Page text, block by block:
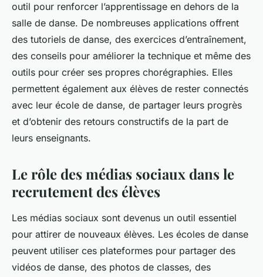
outil pour renforcer l’apprentissage en dehors de la
salle de danse. De nombreuses applications offrent
des tutoriels de danse, des exercices d’entraînement,
des conseils pour améliorer la technique et même des
outils pour créer ses propres chorégraphies. Elles
permettent également aux élèves de rester connectés
avec leur école de danse, de partager leurs progrès
et d’obtenir des retours constructifs de la part de
leurs enseignants.
Le rôle des médias sociaux dans le
recrutement des élèves
Les médias sociaux sont devenus un outil essentiel
pour attirer de nouveaux élèves. Les écoles de danse
peuvent utiliser ces plateformes pour partager des
vidéos de danse, des photos de classes, des